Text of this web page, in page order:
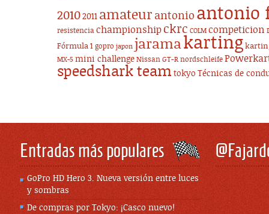
20102011 amateur antonio antonio
resistencia championship ckrc COLM competicion
Fórmula 1 gopro japon jaramakarting
MX-5 mini challenge Nissan GT-R nordschleife
speedshark team tokyo Técnicas de
Entradas más populares
GoPro HD Hero 3. Nueva versión entre luces
y sombras
De compras por Tokyo: ¡Casco nuevo!